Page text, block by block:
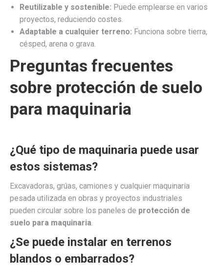
Reutilizable y sostenible: Puede emplearse en varios
proyectos, reduciendo costes.
Adaptable a cualquier terreno: Funciona sobre tierra,
césped, arena o grava.
Preguntas frecuentes
sobre protección de suelo
para maquinaria
¿Qué tipo de maquinaria puede usar
estos sistemas?
Excavadoras, grúas, camiones y cualquier maquinaria
pesada utilizada en obras y proyectos industriales
pueden circular sobre los paneles de protección de
suelo para maquinaria
¿Se puede instalar en terrenos
blandos o embarrados?